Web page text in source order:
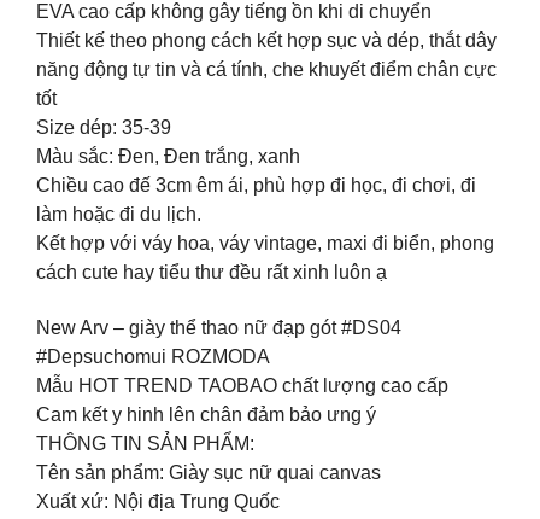
EVA cao cấp không gây tiếng ồn khi di chuyển
Thiết kế theo phong cách kết hợp sục và dép, thắt dây
năng động tự tin và cá tính, che khuyết điểm chân cực
tốt
Size dép: 35-39
Màu sắc: Đen, Đen trắng, xanh
Chiều cao đế 3cm êm ái, phù hợp đi học, đi chơi, đi
làm hoặc đi du lịch.
Kết hợp với váy hoa, váy vintage, maxi đi biển, phong
cách cute hay tiểu thư đều rất xinh luôn ạ
New Arv – giày thể thao nữ đạp gót #DS04
#Depsuchomui ROZMODA
Mẫu HOT TREND TAOBAO chất lượng cao cấp
Cam kết y hinh lên chân đảm bảo ưng ý
THÔNG TIN SẢN PHẨM:
Tên sản phẩm: Giày sục nữ quai canvas
Xuất xứ: Nội địa Trung Quốc